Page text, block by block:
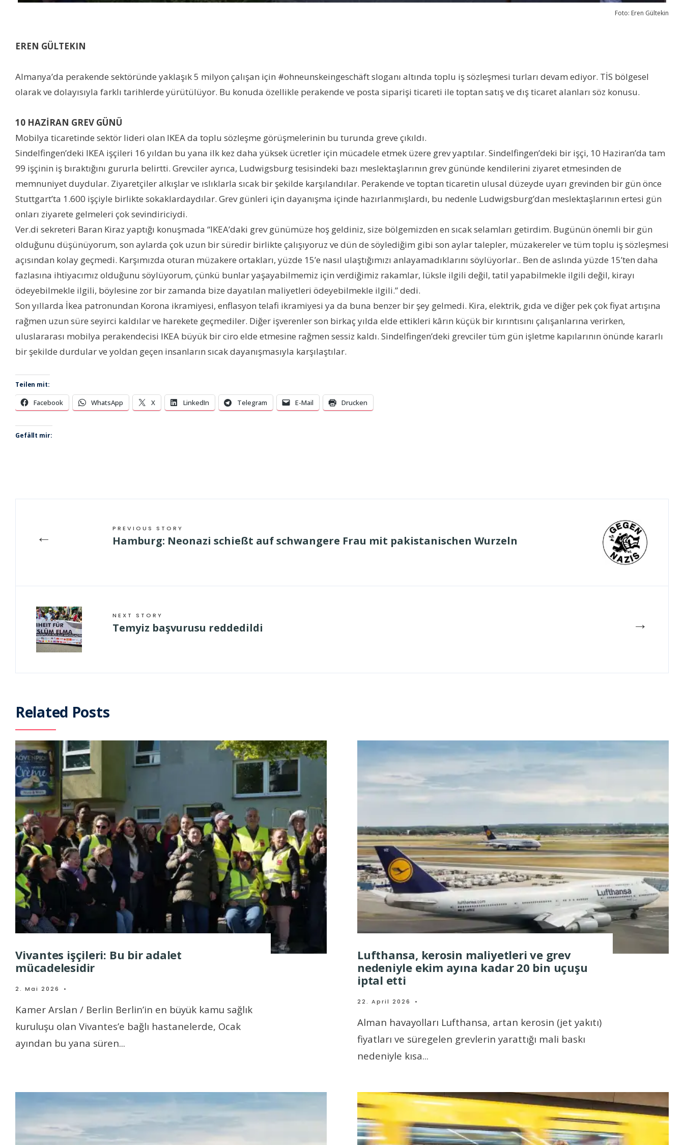
Foto: Eren Gültekin
EREN GÜLTEKIN
Almanya’da perakende sektöründe yaklaşık 5 milyon çalışan için #ohneunskeingeschäft sloganı altında toplu iş sözleşmesi turları devam ediyor. TİS bölgesel
olarak ve dolayısıyla farklı tarihlerde yürütülüyor. Bu konuda özellikle perakende ve posta siparişi ticareti ile toptan satış ve dış ticaret alanları söz konusu.
10 HAZİRAN GREV GÜNÜ
Mobilya ticaretinde sektör lideri olan IKEA da toplu sözleşme görüşmelerinin bu turunda greve çıkıldı.
Sindelfingen’deki IKEA işçileri 16 yıldan bu yana ilk kez daha yüksek ücretler için mücadele etmek üzere grev yaptılar. Sindelfingen’deki bir işçi, 10 Haziran’da tam
99 işçinin iş bıraktığını gururla belirtti. Grevciler ayrıca, Ludwigsburg tesisindeki bazı meslektaşlarının grev gününde kendilerini ziyaret etmesinden de
memnuniyet duydular. Ziyaretçiler alkışlar ve ıslıklarla sıcak bir şekilde karşılandılar. Perakende ve toptan ticaretin ulusal düzeyde uyarı grevinden bir gün önce
Stuttgart’ta 1.600 işçiyle birlikte sokaklardaydılar. Grev günleri için dayanışma içinde hazırlanmışlardı, bu nedenle Ludwigsburg’dan meslektaşlarının ertesi gün
onları ziyarete gelmeleri çok sevindiriciydi.
Ver.di sekreteri Baran Kiraz yaptığı konuşmada “IKEA’daki grev günümüze hoş geldiniz, size bölgemizden en sıcak selamları getirdim. Bugünün önemli bir gün
olduğunu düşünüyorum, son aylarda çok uzun bir süredir birlikte çalışıyoruz ve dün de söylediğim gibi son aylar talepler, müzakereler ve tüm toplu iş sözleşmesi
açısından kolay geçmedi. Karşımızda oturan müzakere ortakları, yüzde 15’e nasıl ulaştığımızı anlayamadıklarını söylüyorlar.. Ben de aslında yüzde 15’ten daha
fazlasına ihtiyacımız olduğunu söylüyorum, çünkü bunlar yaşayabilmemiz için verdiğimiz rakamlar, lüksle ilgili değil, tatil yapabilmekle ilgili değil, kirayı
ödeyebilmekle ilgili, böylesine zor bir zamanda bize dayatılan maliyetleri ödeyebilmekle ilgili.” dedi.
Son yıllarda İkea patronundan Korona ikramiyesi, enflasyon telafi ikramiyesi ya da buna benzer bir şey gelmedi. Kira, elektrik, gıda ve diğer pek çok fiyat artışına
rağmen uzun süre seyirci kaldılar ve harekete geçmediler. Diğer işverenler son birkaç yılda elde ettikleri kârın küçük bir kırıntısını çalışanlarına verirken,
uluslararası mobilya perakendecisi IKEA büyük bir ciro elde etmesine rağmen sessiz kaldı. Sindelfingen’deki grevciler tüm gün işletme kapılarının önünde kararlı
bir şekilde durdular ve yoldan geçen insanların sıcak dayanışmasıyla karşılaştılar.
Teilen mit:
Facebook WhatsApp X LinkedIn Telegram E-Mail Drucken
Gefällt mir:
← PREVIOUS STORY
Hamburg: Neonazi schießt auf schwangere Frau mit pakistanischen Wurzeln
→
NEXT STORY
Temyiz başvurusu reddedildi
Related Posts
Vivantes işçileri: Bu bir adalet
mücadelesidir
2. Mai 2026 •
Kamer Arslan / Berlin Berlin’in en büyük kamu sağlık
kuruluşu olan Vivantes’e bağlı hastanelerde, Ocak
ayından bu yana süren...
Lufthansa, kerosin maliyetleri ve grev
nedeniyle ekim ayına kadar 20 bin uçuşu
iptal etti
22. April 2026 •
Alman havayolları Lufthansa, artan kerosin (jet yakıtı)
fiyatları ve süregelen grevlerin yarattığı mali baskı
nedeniyle kısa...